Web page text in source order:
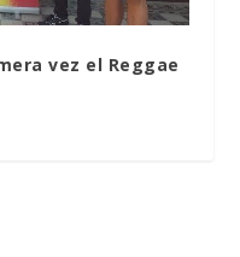
vez el Reggae